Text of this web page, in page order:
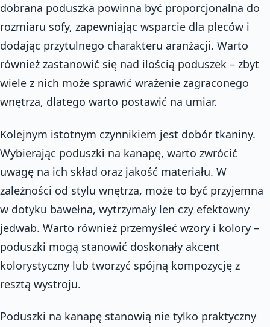
dobrana poduszka powinna być proporcjonalna do
rozmiaru sofy, zapewniając wsparcie dla pleców i
dodając przytulnego charakteru aranżacji. Warto
również zastanowić się nad ilością poduszek – zbyt
wiele z nich może sprawić wrażenie zagraconego
wnętrza, dlatego warto postawić na umiar.
Kolejnym istotnym czynnikiem jest dobór tkaniny.
Wybierając poduszki na kanapę, warto zwrócić
uwagę na ich skład oraz jakość materiału. W
zależności od stylu wnętrza, może to być przyjemna
w dotyku bawełna, wytrzymały len czy efektowny
jedwab. Warto również przemyśleć wzory i kolory –
poduszki mogą stanowić doskonały akcent
kolorystyczny lub tworzyć spójną kompozycję z
resztą wystroju.
Poduszki na kanapę stanowią nie tylko praktyczny